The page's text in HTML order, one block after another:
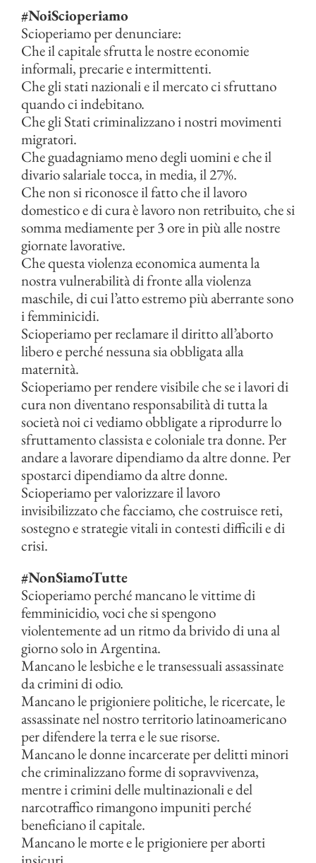
#NoiScioperiamo
Scioperiamo per denunciare:
Che il capitale sfrutta le nostre economie
informali, precarie e intermittenti.
Che gli stati nazionali e il mercato ci sfruttano
quando ci indebitano.
Che gli Stati criminalizzano i nostri movimenti
migratori.
Che guadagniamo meno degli uomini e che il
divario salariale tocca, in media, il 27%.
Che non si riconosce il fatto che il lavoro
domestico e di cura è lavoro non retribuito, che si
somma mediamente per 3 ore in più alle nostre
giornate lavorative.
Che questa violenza economica aumenta la
nostra vulnerabilità di fronte alla violenza
maschile, di cui l’atto estremo più aberrante sono
i femminicidi.
Scioperiamo per reclamare il diritto all’aborto
libero e perché nessuna sia obbligata alla
maternità.
Scioperiamo per rendere visibile che se i lavori di
cura non diventano responsabilità di tutta la
società noi ci vediamo obbligate a riprodurre lo
sfruttamento classista e coloniale tra donne. Per
andare a lavorare dipendiamo da altre donne. Per
spostarci dipendiamo da altre donne.
Scioperiamo per valorizzare il lavoro
invisibilizzato che facciamo, che costruisce reti,
sostegno e strategie vitali in contesti difficili e di
crisi.
#NonSiamoTutte
Scioperiamo perché mancano le vittime di
femminicidio, voci che si spengono
violentemente ad un ritmo da brivido di una al
giorno solo in Argentina.
Mancano le lesbiche e le transessuali assassinate
da crimini di odio.
Mancano le prigioniere politiche, le ricercate, le
assassinate nel nostro territorio latinoamericano
per difendere la terra e le sue risorse.
Mancano le donne incarcerate per delitti minori
che criminalizzano forme di sopravvivenza,
mentre i crimini delle multinazionali e del
narcotraffico rimangono impuniti perché
beneficiano il capitale.
Mancano le morte e le prigioniere per aborti